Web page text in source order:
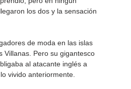
los dos y la sensación
de moda en las islas
Villanas. Pero su gigantesco
al atacante inglés a
vivido anteriormente.